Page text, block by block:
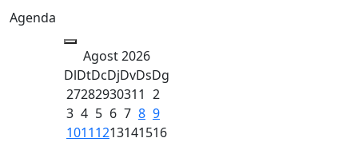
Agenda
Agost 2026
DlDtDcDjDvDsDg
27282930311 2
3 4 5 6 7 8 9
10111213141516